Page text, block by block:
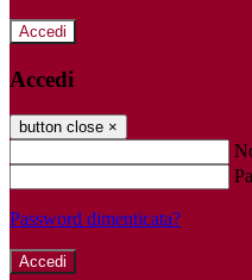
Accedi
Accedi
button close ×
Password dimenticata?